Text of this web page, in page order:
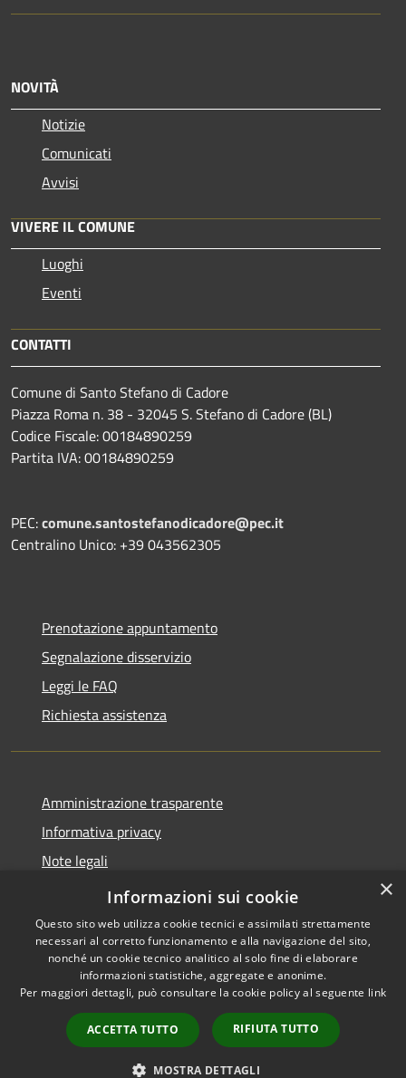
NOVITÀ
Notizie
Comunicati
Avvisi
VIVERE IL COMUNE
Luoghi
Eventi
CONTATTI
Comune di Santo Stefano di Cadore
Piazza Roma n. 38 - 32045 S. Stefano di Cadore (BL)
Codice Fiscale: 00184890259
Partita IVA: 00184890259
PEC:comune.santostefanodicadore@pec.it
Centralino Unico: +39 043562305
Prenotazione appuntamento
Segnalazione disservizio
Leggi le FAQ
Richiesta assistenza
Amministrazione trasparente
Informativa privacy
Note legali
Dichiarazione di accessibilità
Accessibilità
Copyright © 2026 • Comune di
Santo Stefano di Cadore •
Powered byMunicipium
Accesso redazione
×
Informazioni sui cookie
Questo sito web utilizza cookie tecnici e assimilati strettamente
necessari al corretto funzionamento e alla navigazione del sito,
nonché un cookie tecnico analitico al solo fine di elaborare
informazioni statistiche, aggregate e anonime.
Per maggiori dettagli, può consultare la cookie policy al seguente link
ACCETTA TUTTO RIFIUTA TUTTO
MOSTRA DETTAGLI